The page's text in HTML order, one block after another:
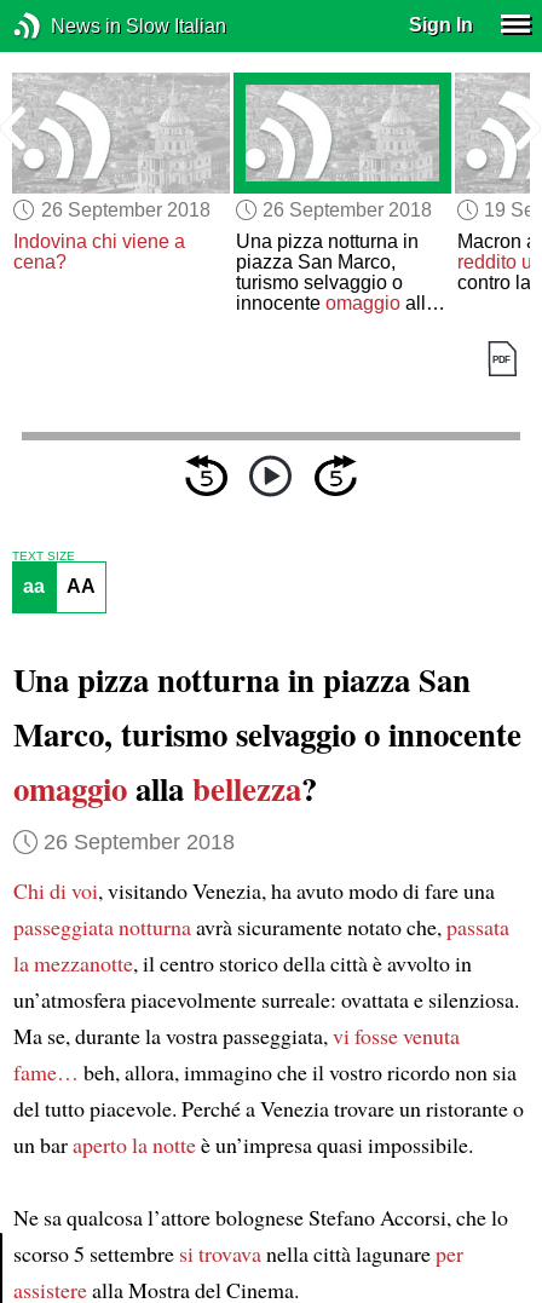
News in Slow Italian Sign In
26 September 2018
Indovina chi viene a
cena?
26 September 2018
Una pizza notturna in
piazza San Marco,
turismo selvaggio o
innocente omaggioalla
19
Macron
reddito
contro la
TEXT SIZE
aa AA
Una pizza notturna in piazza San
Marco, turismo selvaggio o innocente
omaggioallabellezza?
26 September 2018
Chi di voi, visitando Venezia, ha avuto modo di fare una
passeggiata notturnaavrà sicuramente notato che,passata
la mezzanotte, il centro storico della città è avvolto in
un’atmosfera piacevolmente surreale: ovattata e silenziosa.
Ma se, durante la vostra passeggiata,vi fosse venuta
fame… beh, allora, immagino che il vostro ricordo non sia
del tutto piacevole. Perché a Venezia trovare un ristorante o
un baraperto la notteè un’impresa quasi impossibile.
Ne sa qualcosa l’attore bolognese Stefano Accorsi, che lo
scorso 5 settembre si trovavanella città lagunareper
assisterealla Mostra del Cinema.